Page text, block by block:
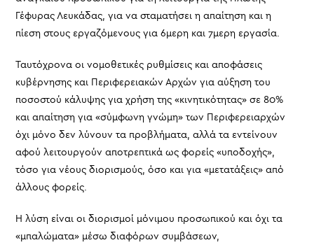
Γέφυρας Λευκάδας, για να σταματήσει η απαίτηση και η
πίεση στους εργαζόμενους για 6μερη και 7μερη εργασία.
Ταυτόχρονα οι νομοθετικές ρυθμίσεις και αποφάσεις
κυβέρνησης και Περιφερειακών Αρχών για αύξηση του
ποσοστού κάλυψης για χρήση της «κινητικότητας» σε 80%
και απαίτηση για «σύμφωνη γνώμη» των Περιφερειαρχών
όχι μόνο δεν λύνουν τα προβλήματα, αλλά τα εντείνουν
αφού λειτουργούν αποτρεπτικά ως φορείς «υποδοχής»,
τόσο για νέους διορισμούς, όσο και για «μετατάξεις» από
άλλους φορείς.
Η λύση είναι οι διορισμοί μόνιμου προσωπικού και όχι τα
«μπαλώματα» μέσω διαφόρων συμβάσεων,